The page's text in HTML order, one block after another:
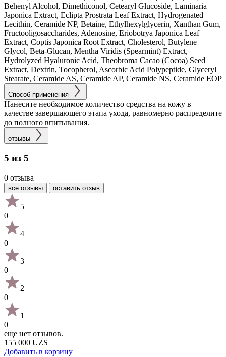
Behenyl Alcohol, Dimethiconol, Cetearyl Glucoside, Laminaria
Japonica Extract, Eclipta Prostrata Leaf Extract, Hydrogenated
Lecithin, Ceramide NP, Betaine, Ethylhexylglycerin, Xanthan Gum,
Fructooligosaccharides, Adenosine, Eriobotrya Japonica Leaf
Extract, Coptis Japonica Root Extract, Cholesterol, Butylene
Glycol, Beta-Glucan, Mentha Viridis (Spearmint) Extract,
Hydrolyzed Hyaluronic Acid, Theobroma Cacao (Cocoa) Seed
Extract, Dextrin, Tocopherol, Ascorbic Acid Polypeptide, Glyceryl
Stearate, Ceramide AS, Ceramide AP, Ceramide NS, Ceramide EOP
Способ применения
Нанесите необходимое количество средства на кожу в
качестве завершающего этапа ухода, равномерно распределите
до полного впитывания.
отзывы
5 из 5
0 отзыва
все отзывы оставить отзыв
5
0
4
0
3
0
2
0
1
0
еще нет отзывов.
155 000 UZS
Добавить в корзину